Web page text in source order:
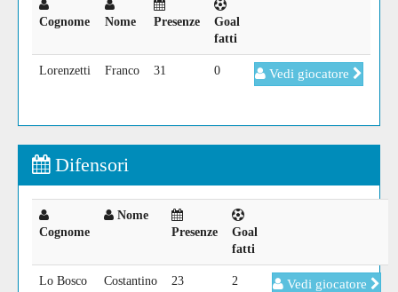
Cognome Nome Presenze
Goal
fatti
Lorenzetti Franco 31 0 Vedi giocatore
Difensori
Cognome
Nome
Presenze
Goal
fatti
Lo Bosco Costantino 23 2 Vedi giocatore